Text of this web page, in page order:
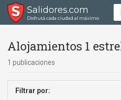
Salidores.com
Disfrutá cada ciudad al máximo
Alojamientos 1
1 publicaciones
Filtrar por: